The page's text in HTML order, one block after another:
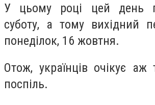
У цьому році цей день
суботу, а тому вихідний
понеділок, 16 жовтня.
Отож, українців очікує аж
поспіль.